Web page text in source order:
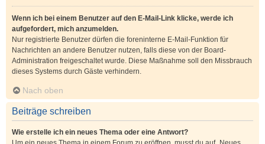
Wenn ich bei einem Benutzer auf den E-Mail-Link klicke, werde ich
aufgefordert, mich anzumelden.
Nur registrierte Benutzer dürfen die foreninterne E-Mail-Funktion für
Nachrichten an andere Benutzer nutzen, falls diese von der Board-
Administration freigeschaltet wurde. Diese Maßnahme soll den Missbrauch
dieses Systems durch Gäste verhindern.
Nach oben
Beiträge schreiben
Wie erstelle ich ein neues Thema oder eine Antwort?